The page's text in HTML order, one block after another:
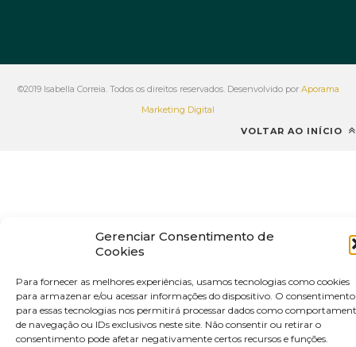
Gerenciar Consentimento de
Cookies
Para fornecer as melhores experiências, usamos tecnologias como cookies
para armazenar e/ou acessar informações do dispositivo. O consentimento
para essas tecnologias nos permitirá processar dados como
de navegação ou IDs exclusivos neste site. Não consentir ou retirar o
consentimento pode afetar negativamente certos recursos e funções.
©2019 Isabella Correia. Todos os direitos reservados. Desenvolvido por Aporama
Marketing Digital
VOLTAR AO INÍCIO